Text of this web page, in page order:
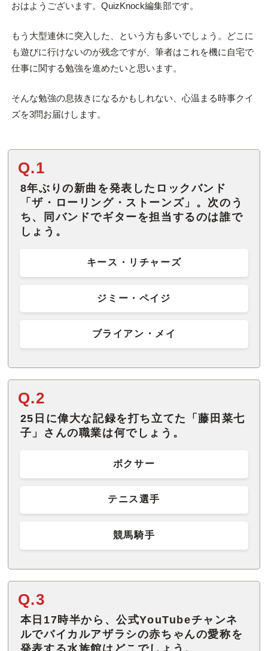
おはようございます。QuizKnock編集部です。
もう大型連休に突入した、という方も多いでしょう。どこに
も遊びに行けないのが残念ですが、筆者はこれを機に自宅で
仕事に関する勉強を進めたいと思います。
そんな勉強の息抜きになるかもしれない、心温まる時事クイ
ズを3問お届けします。
Q.1
8年ぶりの新曲を発表したロックバンド
「ザ・ローリング・ストーンズ」。次のう
ち、同バンドでギターを担当するのは誰で
しょう。
キース・リチャーズ
ジミー・ペイジ
ブライアン・メイ
Q.2
25日に偉大な記録を打ち立てた「藤田菜七
子」さんの職業は何でしょう。
ボクサー
テニス選手
競馬騎手
Q.3
本日17時半から、公式YouTubeチャンネ
ルでバイカルアザラシの赤ちゃんの愛称を
発表する水族館はどこでしょう。